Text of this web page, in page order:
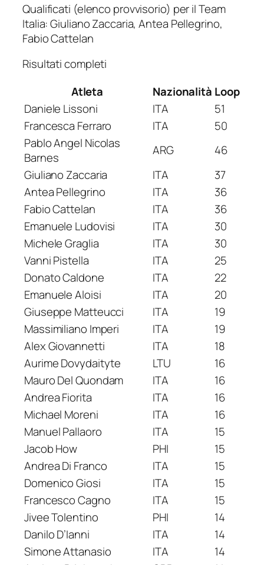
Qualificati (elenco provvisorio) per il Team
Italia: Giuliano Zaccaria, Antea Pellegrino,
Fabio Cattelan
Risultati completi
Atleta
Nazionalità Loop
Daniele Lissoni
ITA
51
Francesca Ferraro
ITA
50
Pablo Angel Nicolas
Barnes
ARG
46
Giuliano Zaccaria
ITA
37
Antea Pellegrino
ITA
36
Fabio Cattelan
ITA
36
Emanuele Ludovisi
ITA
30
Michele Graglia
ITA
30
Vanni Pistella
ITA
25
Donato Caldone
ITA
22
Emanuele Aloisi
ITA
20
Giuseppe Matteucci
ITA
19
Massimiliano Imperi
ITA
19
Alex Giovannetti
ITA
18
Aurime Dovydaityte
LTU
16
Mauro Del Quondam
ITA
16
Andrea Fiorita
ITA
16
Michael Moreni
ITA
16
Manuel Pallaoro
ITA
15
Jacob How
PHI
15
Andrea Di Franco
ITA
15
Domenico Giosi
ITA
15
Francesco Cagno
ITA
15
Jivee Tolentino
PHI
14
Danilo D’Ianni
ITA
14
Simone Attanasio
ITA
14